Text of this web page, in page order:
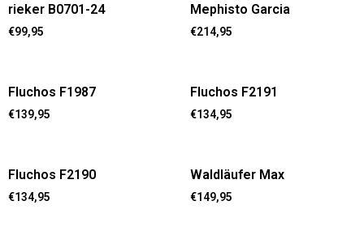
rieker B0701-24
€99,95
Mephisto Garcia
€214,95
Fluchos F1987
€139,95
Fluchos F2191
€134,95
Fluchos F2190
€134,95
Waldläufer Max
€149,95